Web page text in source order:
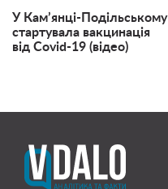
У Кам’янці-Подільському
стартувала вакцинація
від Covid-19 (відео)